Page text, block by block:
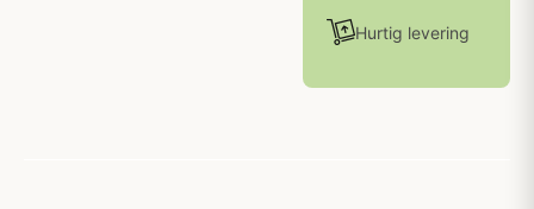
Hurtig levering